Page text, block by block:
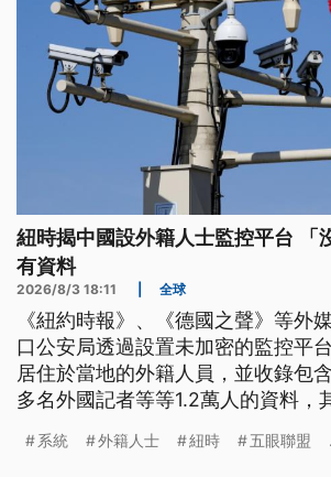
紐時揭中國設外籍人士監控平台 「
有資料
2026/8/3 18:11 全球
《紐約時報》、《德國之聲》等外
口公安局透過設置未加密的監控平
居住於當地的外籍人員，並收錄包
多名外國記者等等1.2萬人的資料，
的照片、手機號碼、移動軌跡與家
系統 外籍人士 紐時 五眼聯盟